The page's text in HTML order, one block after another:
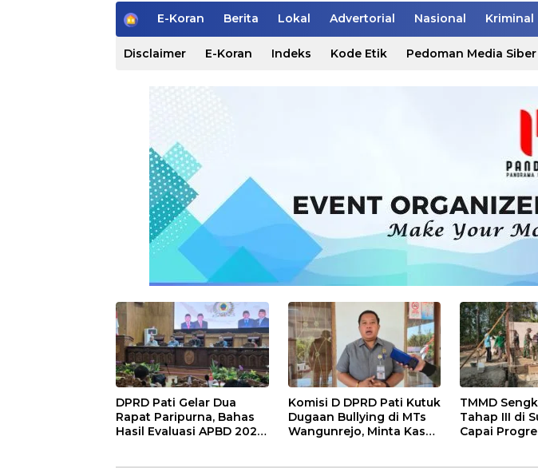
H
e
E-Koran Berita Lokal Advertorial Nasional Kriminal
Disclaimer E-Koran Indeks Kode Etik Pedoman Media Siber
DPRD Pati Gelar Dua
Rapat Paripurna, Bahas
Hasil Evaluasi APBD 2025
Komisi D DPRD Pati Kutuk
Dugaan Bullying di MTs
Wangunrejo, Minta Kasus
TMMD
Tahap III di
Capai